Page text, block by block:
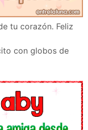
tu corazón. Feliz
con globos de